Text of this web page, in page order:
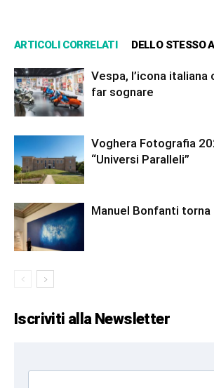
ARTICOLI CORRELATI DELLO STESSO
Vespa, l’icona italiana
far sognare
Voghera Fotografia
“Universi Paralleli”
Manuel Bonfanti torna
Iscriviti alla Newsletter